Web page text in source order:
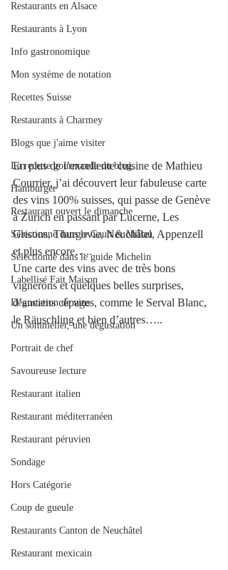
Restaurants en Alsace
Restaurants à Lyon
Info gastronomique
Mon système de notation
Recettes Suisse
Restaurants à Charmey
Blogs que j'aime visiter
La recette gourmande du blog.
Hamburger
Restaurant ouvert le dimanche
Sélectionné dans le Gault & Millau
Sélectionné dans le guide Michelin
Labellisé Fait Maison
Dégustation de vins
Un sommelier, une dégustation
Portrait de chef
Savoureuse lecture
Restaurant italien
Restaurant méditerranéen
Restaurant péruvien
Sondage
Hors Catégorie
Coup de gueule
Restaurants Canton de Neuchâtel
Restaurant mexicain
En plus de l’excellente cuisine de Mathieu
Courrier, j’ai découvert leur fabuleuse carte
des vins 100% suisses, qui passe de Genève
à Zurich en passant par Lucerne, Les
Grisons, Thurgovie, Neuchâtel, Appenzell
et plus encore…..
Une carte des vins avec de très bons
vignerons et quelques belles surprises,
d’anciens cépages, comme le Serval Blanc,
le Räuschling et bien d’autres…..